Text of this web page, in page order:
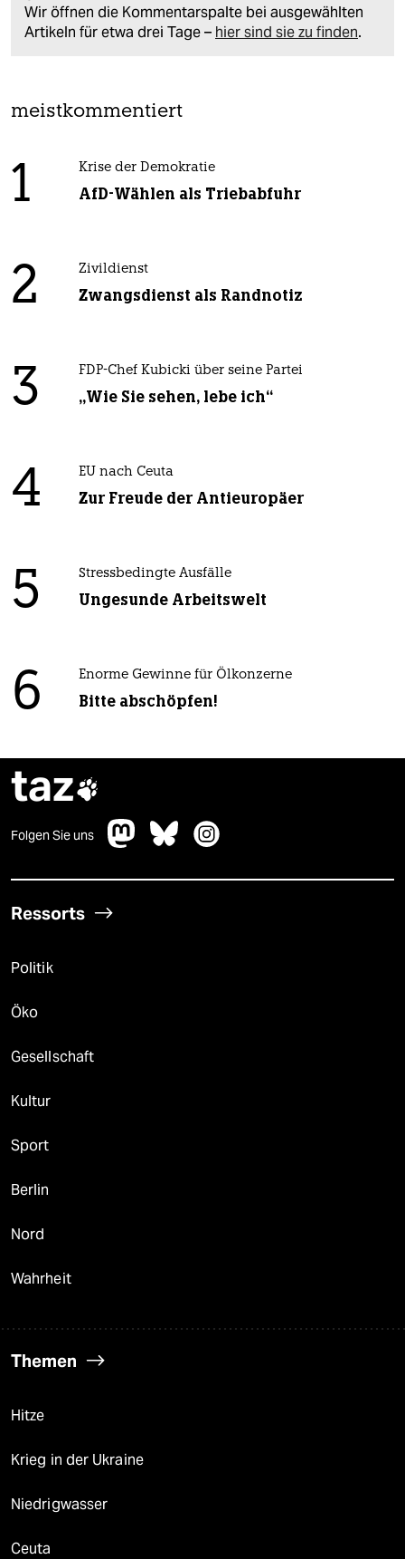
Wir öffnen die Kommentarspalte bei ausgewählten
Artikeln für etwa drei Tage – hier sind sie zu finden.
meistkommentiert
1 Krise der Demokratie
AfD-Wählen als Triebabfuhr
2 Zivildienst
Zwangsdienst als Randnotiz
3 FDP-Chef Kubicki über seine Partei
„Wie Sie sehen, lebe ich“
4 EU nach Ceuta
Zur Freude der Antieuropäer
5 Stressbedingte Ausfälle
Ungesunde Arbeitswelt
6 Enorme Gewinne für Ölkonzerne
Bitte abschöpfen!
taz
Folgen Sie uns
Ressorts
Politik
Öko
Gesellschaft
Kultur
Sport
Berlin
Nord
Wahrheit
Themen
Hitze
Krieg in der Ukraine
Niedrigwasser
Ceuta